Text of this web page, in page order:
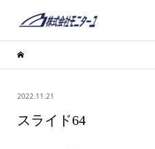
2022.11.21
スライド64